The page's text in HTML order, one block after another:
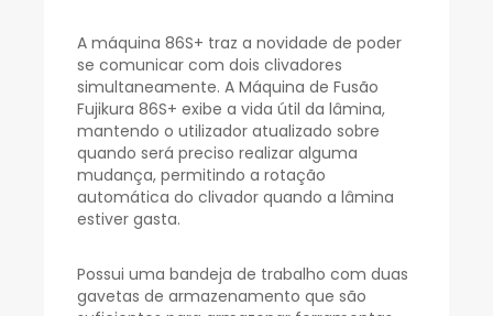
A máquina 86S+ traz a novidade de poder
se comunicar com dois clivadores
simultaneamente. A Máquina de Fusão
Fujikura 86S+ exibe a vida útil da lâmina,
mantendo o utilizador atualizado sobre
quando será preciso realizar alguma
mudança, permitindo a rotação
automática do clivador quando a lâmina
estiver gasta.
Possui uma bandeja de trabalho com duas
gavetas de armazenamento que são